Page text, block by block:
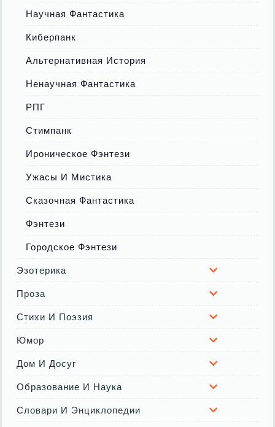
Научная Фантастика
Киберпанк
Альтернативная История
Ненаучная Фантастика
РПГ
Стимпанк
Ироническое Фэнтези
Ужасы И Мистика
Сказочная Фантастика
Фэнтези
Городское Фэнтези
Эзотерика
Проза
Стихи И Поэзия
Юмор
Дом И Досуг
Образование И Наука
Словари И Энциклопедии